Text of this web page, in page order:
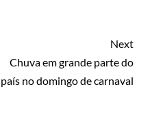
Next
Chuva em grande parte do
país no domingo de carnaval